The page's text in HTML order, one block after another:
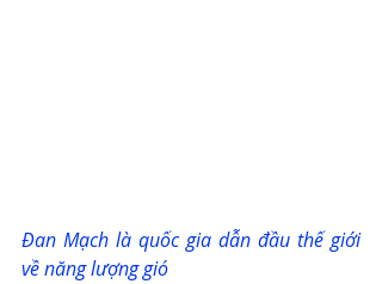
Đan Mạch là quốc gia dẫn đầu thế giới
về năng lượng gió